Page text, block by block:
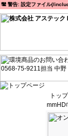
警告: 設定ファイル(/
トップ
mmHD